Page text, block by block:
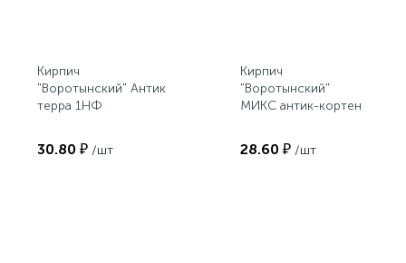
Кирпич
"Воротынский" Антик
терра 1НФ
30.80 ₽ /шт
Кирпич
"Воротынский"
МИКС антик-кортен
250х120х65
28.60 ₽ /шт